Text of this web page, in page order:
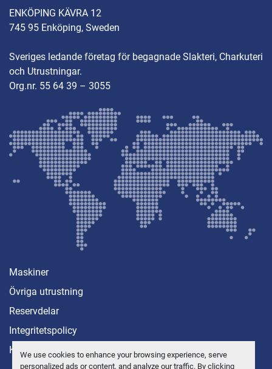
We use cookies to enhance your browsing experience, serve
personalized ads or content, and analyze our traffic. By clicking
ENKÖPING KÄVRA 12
745 95 Enköping, Sweden
Sveriges ledande företag för begagnade Slakteri, Charkuteri
och Utrustningar.
Org.nr. 55 64 39 – 3055
Maskiner
Övriga utrustning
Reservdelar
Integritetspolicy
Kontakt